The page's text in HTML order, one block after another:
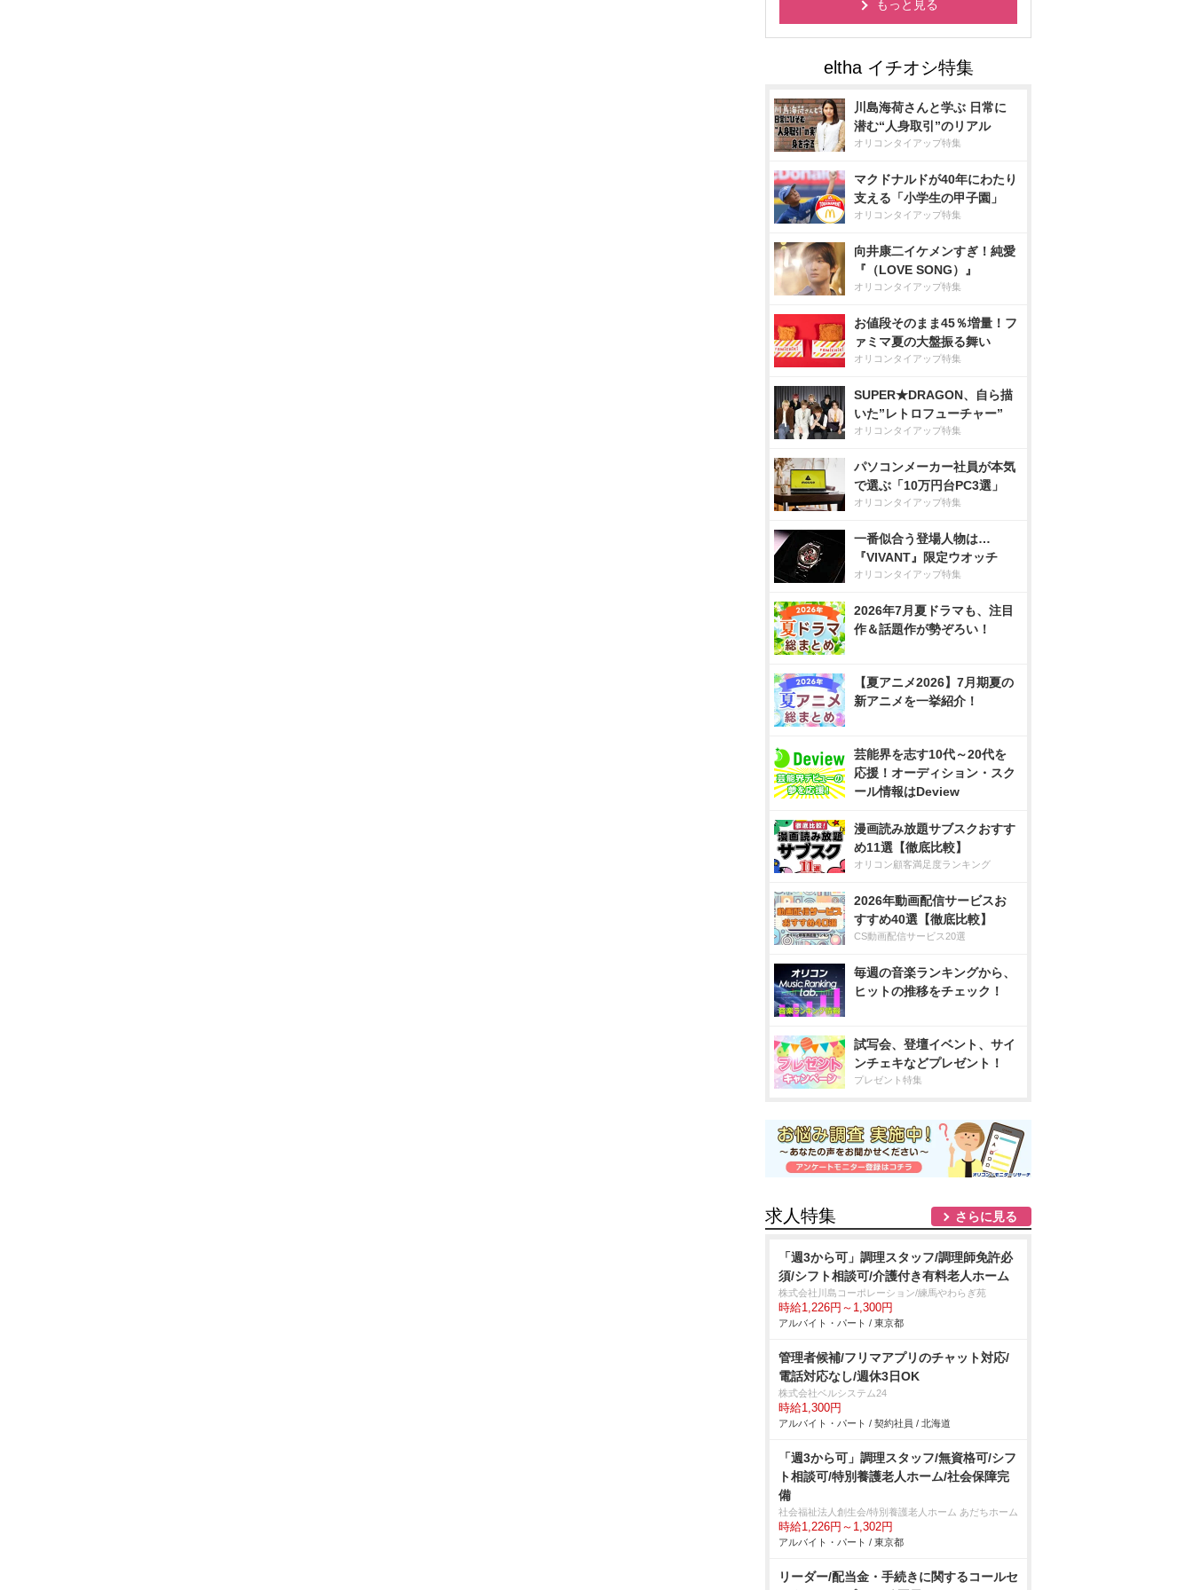
もっと見る
川島海荷さんと学ぶ 日常に
潜む“人身取引”のリアル
オリコンタイアップ特集
マクドナルドが40年にわたり
支える「小学生の甲子園」
オリコンタイアップ特集
向井康二イケメンすぎ！純愛
『（LOVE SONG）』
オリコンタイアップ特集
お値段そのまま45％増量！フ
ァミマ夏の大盤振る舞い
オリコンタイアップ特集
SUPER★DRAGON、自ら描
いた”レトロフューチャー”
オリコンタイアップ特集
パソコンメーカー社員が本気
で選ぶ「10万円台PC3選」
オリコンタイアップ特集
一番似合う登場人物は…
『VIVANT』限定ウオッチ
オリコンタイアップ特集
2026年7月夏ドラマも、注目
作＆話題作が勢ぞろい！
【夏アニメ2026】7月期夏の
新アニメを一挙紹介！
芸能界を志す10代～20代を
応援！オーディション・スク
ール情報はDeview
漫画読み放題サブスクおすす
め11選【徹底比較】
オリコン顧客満足度ランキング
2026年動画配信サービスお
すすめ40選【徹底比較】
CS動画配信サービス20選
毎週の音楽ランキングから、
ヒットの推移をチェック！
試写会、登壇イベント、サイ
ンチェキなどプレゼント！
プレゼント特集
求人特集 さらに見る
「週3から可」調理スタッフ/調理師免許必
須/シフト相談可/介護付き有料老人ホーム
株式会社川島コーポレーション/練馬やわらぎ苑
時給1,226円～1,300円
アルバイト・パート / 東京都
管理者候補/フリマアプリのチャット対応/
電話対応なし/週休3日OK
株式会社ベルシステム24
時給1,300円
アルバイト・パート / 契約社員 / 北海道
「週3から可」調理スタッフ/無資格可/シフ
ト相談可/特別養護老人ホーム/社会保障完
備
社会福祉法人創生会/特別養護老人ホーム あだちホーム
時給1,226円～1,302円
アルバイト・パート / 東京都
リーダー/配当金・手続きに関するコールセ